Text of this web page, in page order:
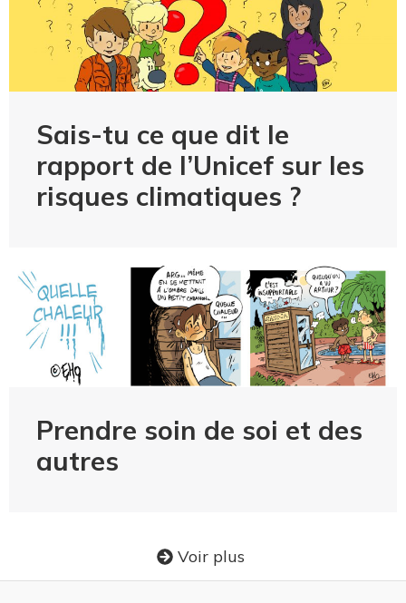
Sais-tu ce que dit le
rapport de l’Unicef sur les
risques climatiques ?
Prendre soin de soi et des
autres
Voir plus